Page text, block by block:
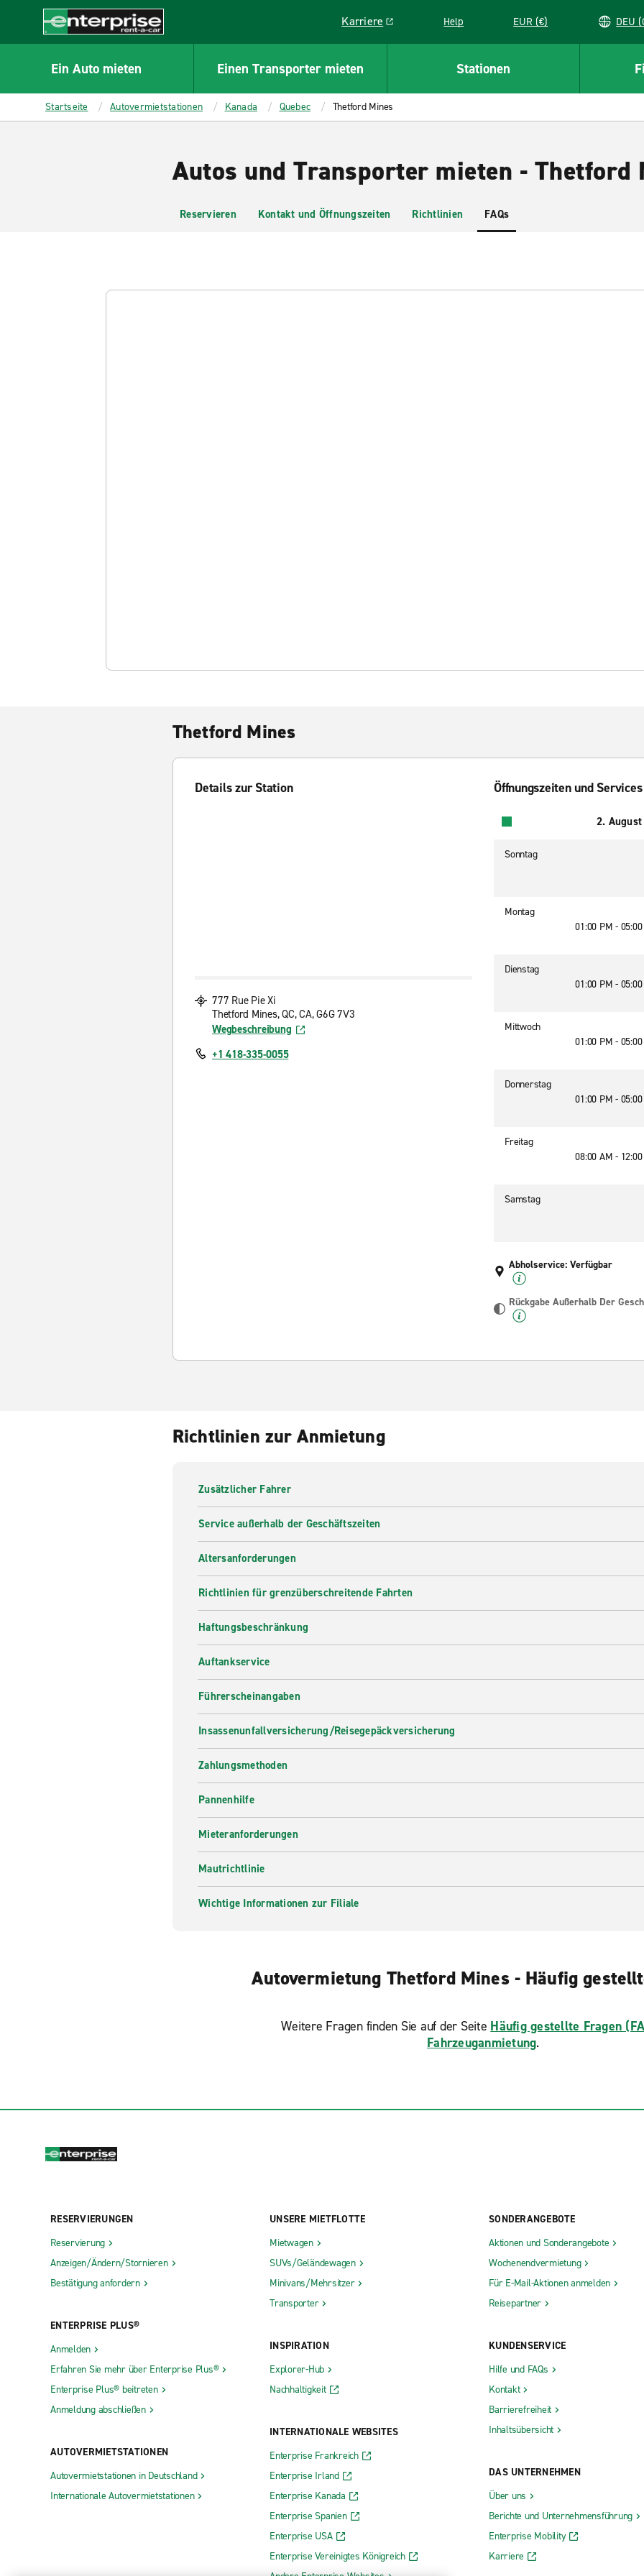
CONTENT
Enterprise
Karriere
Link opens in a new window
Help EUR (€)
Ein Auto mieten Einen Transporter mieten Stationen
Startseite Autovermietstationen Kanada Quebec Thetford Mines
Autos und Transporter mieten - Thetford
Reservieren Kontakt und Öffnungszeiten Richtlinien FAQs
Thetford Mines
Details zur Station
777 Rue Pie Xi
Thetford Mines, QC, CA, G6G 7V3
Wegbeschreibung
+1 418-335-0055
Öffnungszeiten und Services
2.
Sonntag
Montag
01:00 PM -
Dienstag
01:00 PM -
Mittwoch
01:00 PM -
Donnerstag
01:00 PM -
Freitag
08:00 AM -
Samstag
Abholservice: Verfügbar
Rückgabe Außerhalb Der
Richtlinien zur Anmietung
Zusätzlicher Fahrer
Service außerhalb der Geschäftszeiten
Altersanforderungen
Richtlinien für grenzüberschreitende Fahrten
Haftungsbeschränkung
Auftankservice
Führerscheinangaben
Insassenunfallversicherung/Reisegepäckversicherung
Zahlungsmethoden
Pannenhilfe
Mieteranforderungen
Mautrichtlinie
Wichtige Informationen zur Filiale
Autovermietung Thetford Mines - Häufig
Weitere Fragen finden Sie auf der Seite Häufig gestellte Fragen
Fahrzeuganmietung.
RESERVIERUNGEN
Reservierung
Anzeigen/Ändern/Stornieren
Bestätigung anfordern
ENTERPRISE PLUS®
Anmelden
Erfahren Sie mehr über Enterprise Plus®
Enterprise Plus® beitreten
Anmeldung abschließen
AUTOVERMIETSTATIONEN
Autovermietstationen in Deutschland
Internationale Autovermietstationen
UNSERE MIETFLOTTE
Mietwagen
SUVs/Geländewagen
Minivans/Mehrsitzer
Transporter
INSPIRATION
Explorer-Hub
Nachhaltigkeit
INTERNATIONALE WEBSITES
Enterprise Frankreich
Enterprise Irland
Enterprise Kanada
Enterprise Spanien
Enterprise USA
Enterprise Vereinigtes Königreich
SONDERANGEBOTE
Aktionen und Sonderangebote
Wochenendvermietung
Für E-Mail-Aktionen anmelden
Reisepartner
KUNDENSERVICE
Hilfe und FAQs
Kontakt
Barrierefreiheit
Inhaltsübersicht
DAS UNTERNEHMEN
Über uns
Berichte und Unternehmensführung
Enterprise Mobility
Karriere